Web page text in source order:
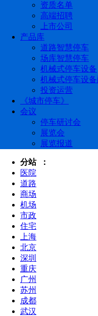
资质名单
高端招聘
上市公司
产品库
道路智慧停车
场库智慧停车
机械式停车设备
机械式停车设
投资运营
《城市停车》
会议
停车研讨会
展览会
展览报道
分站 ：
医院
道路
商场
机场
市政
住宅
上海
北京
深圳
重庆
广州
苏州
成都
武汉